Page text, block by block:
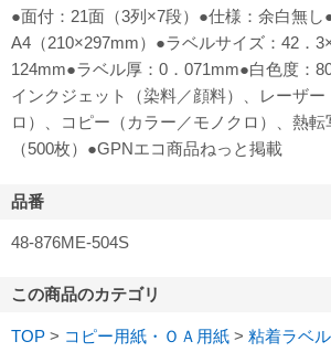
●面付：21面（3列×7段）●仕様：余白無し
A4（210×297mm）●ラベルサイズ：42．
124mm●ラベル厚：0．071mm●白色度：
インクジェット（染料／顔料）、レーザー
ロ）、コピー（カラー／モノクロ）、熱
（500枚）●GPNエコ商品ねっと掲載
品番
48-876ME-504S
この商品のカテゴリ
TOP > コピー用紙・ＯＡ用紙 > 粘着ラベ